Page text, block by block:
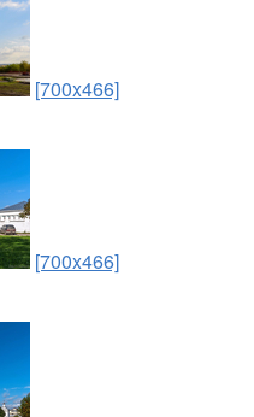
[700x466]
[700x466]